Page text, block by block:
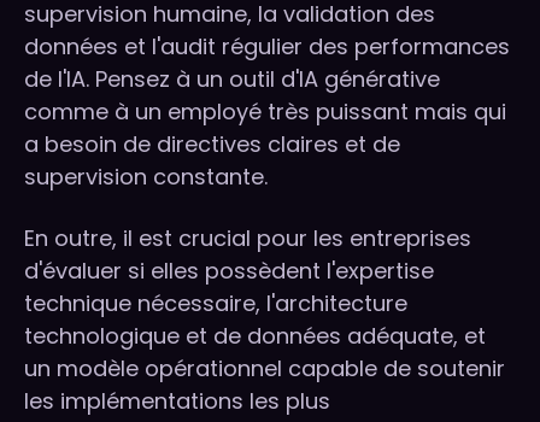
supervision humaine, la validation des
données et l'audit régulier des performances
de l'IA. Pensez à un outil d'IA générative
comme à un employé très puissant mais qui
a besoin de directives claires et de
supervision constante.
En outre, il est crucial pour les entreprises
d'évaluer si elles possèdent l'expertise
technique nécessaire, l'architecture
technologique et de données adéquate, et
un modèle opérationnel capable de soutenir
les implémentations les plus